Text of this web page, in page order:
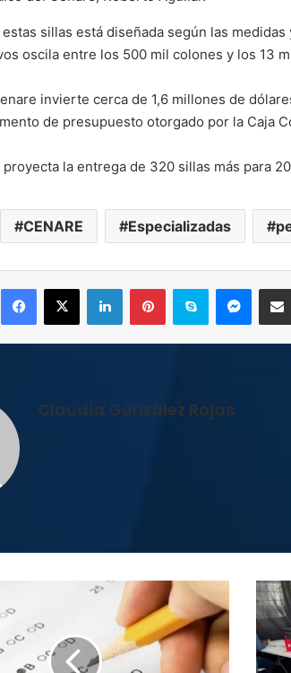
estas sillas está diseñada según las
oscila entre los 500 mil colones y los 13
invierte cerca de 1,6 millones de
de presupuesto otorgado por la Caja
proyecta la entrega de 320 sillas más para
CENARE Especializadas
Facebook
X LinkedInPinterestSkype
Claudia González Rojas
Fiebre
en
la
mira: